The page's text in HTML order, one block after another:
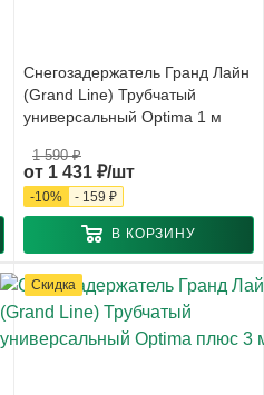
Снегозадержатель Гранд Лайн
(Grand Line) Трубчатый
универсальный Optima 1 м
от 1 431 ₽/шт
1 590 ₽
-10% - 159 ₽
В КОРЗИНУ
Скидка